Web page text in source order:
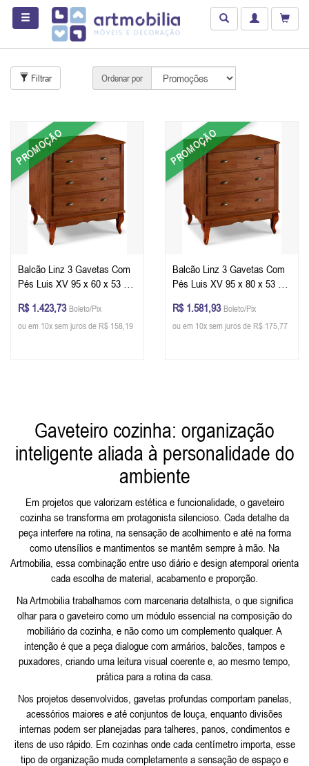
Filtrar Ordenar por
PROMOÇÃO
Balcão Linz 3 Gavetas Com
Pés Luis XV 95 x 60 x 53 cm
Glazer
R$ 1.423,73 Boleto/Pix
ou em 10x sem juros de R$ 158,19
PROMOÇÃO
Balcão Linz 3 Gavetas Com
Pés Luis XV 95 x 80 x 53 cm
Glazer
R$ 1.581,93 Boleto/Pix
ou em 10x sem juros de R$ 175,77
Gaveteiro cozinha: organização
inteligente aliada à personalidade do
ambiente
Em projetos que valorizam estética e funcionalidade, o gaveteiro
cozinha se transforma em protagonista silencioso. Cada detalhe da
peça interfere na rotina, na sensação de acolhimento e até na forma
como utensílios e mantimentos se mantêm sempre à mão. Na
Artmobilia, essa combinação entre uso diário e design atemporal orienta
cada escolha de material, acabamento e proporção.
Na Artmobilia trabalhamos com marcenaria detalhista, o que significa
olhar para o gaveteiro como um módulo essencial na composição do
mobiliário da cozinha, e não como um complemento qualquer. A
intenção é que a peça dialogue com armários, balcões, tampos e
puxadores, criando uma leitura visual coerente e, ao mesmo tempo,
prática para a rotina da casa.
Nos projetos desenvolvidos, gavetas profundas comportam panelas,
acessórios maiores e até conjuntos de louça, enquanto divisões
internas podem ser planejadas para talheres, panos, condimentos e
itens de uso rápido. Em cozinhas onde cada centímetro importa, esse
tipo de organização muda completamente a sensação de espaço e